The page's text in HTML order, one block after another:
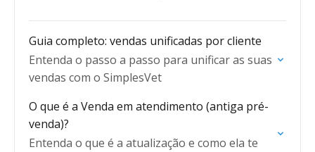
Guia completo: vendas unificadas por cliente
Entenda o passo a passo para unificar as suas
vendas com o SimplesVet
O que é a Venda em atendimento (antiga pré-
venda)?
Entenda o que é a atualização e como ela te